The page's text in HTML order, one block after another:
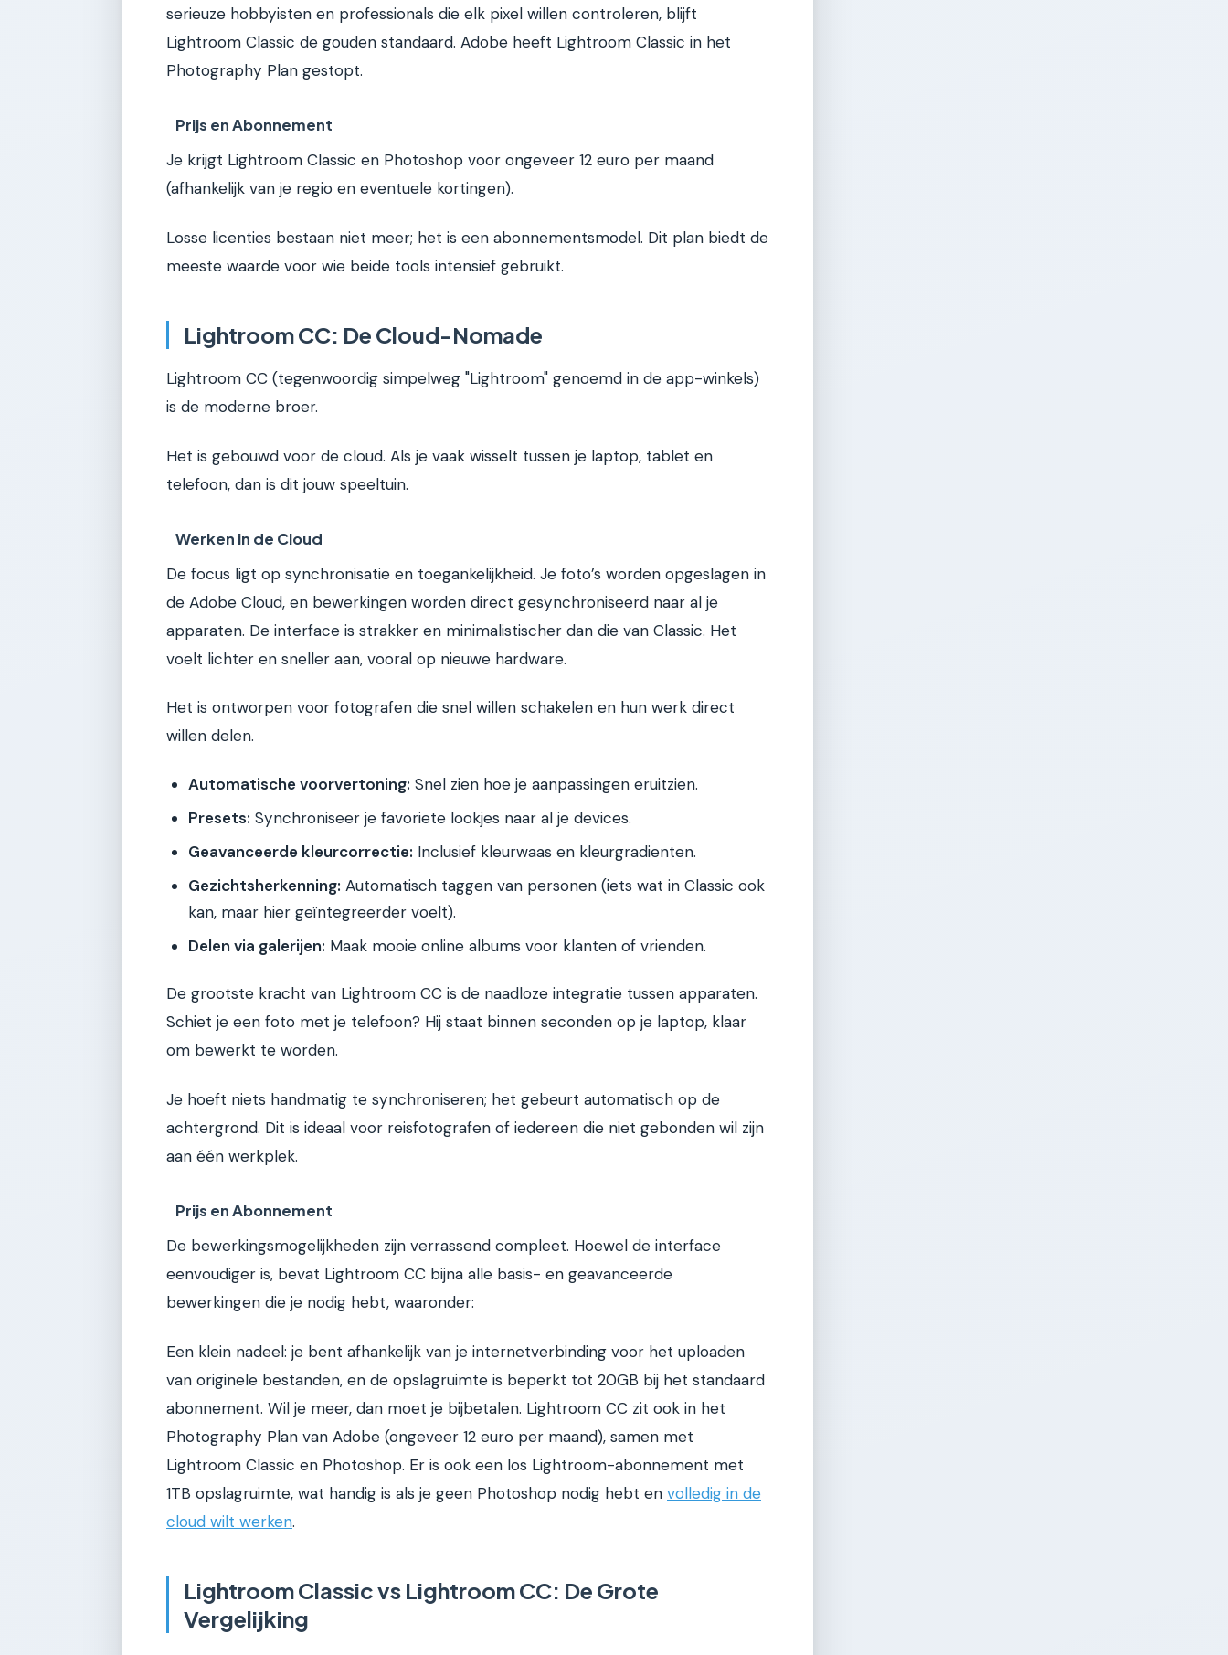
serieuze hobbyisten en professionals die elk pixel willen controleren, blijft
Lightroom Classic de gouden standaard. Adobe heeft Lightroom Classic in het
Photography Plan gestopt.
Prijs en Abonnement
Je krijgt Lightroom Classic en Photoshop voor ongeveer 12 euro per maand
(afhankelijk van je regio en eventuele kortingen).
Losse licenties bestaan niet meer; het is een abonnementsmodel. Dit plan biedt de
meeste waarde voor wie beide tools intensief gebruikt.
Lightroom CC: De Cloud-Nomade
Lightroom CC (tegenwoordig simpelweg "Lightroom" genoemd in de app-winkels)
is de moderne broer.
Het is gebouwd voor de cloud. Als je vaak wisselt tussen je laptop, tablet en
telefoon, dan is dit jouw speeltuin.
Werken in de Cloud
De focus ligt op synchronisatie en toegankelijkheid. Je foto’s worden opgeslagen in
de Adobe Cloud, en bewerkingen worden direct gesynchroniseerd naar al je
apparaten. De interface is strakker en minimalistischer dan die van Classic. Het
voelt lichter en sneller aan, vooral op nieuwe hardware.
Het is ontworpen voor fotografen die snel willen schakelen en hun werk direct
willen delen.
Automatische voorvertoning: Snel zien hoe je aanpassingen eruitzien.
Presets: Synchroniseer je favoriete lookjes naar al je devices.
Geavanceerde kleurcorrectie: Inclusief kleurwaas en kleurgradienten.
Gezichtsherkenning: Automatisch taggen van personen (iets wat in Classic ook
kan, maar hier geïntegreerder voelt).
Delen via galerijen: Maak mooie online albums voor klanten of vrienden.
De grootste kracht van Lightroom CC is de naadloze integratie tussen apparaten.
Schiet je een foto met je telefoon? Hij staat binnen seconden op je laptop, klaar
om bewerkt te worden.
Je hoeft niets handmatig te synchroniseren; het gebeurt automatisch op de
achtergrond. Dit is ideaal voor reisfotografen of iedereen die niet gebonden wil zijn
aan één werkplek.
Prijs en Abonnement
De bewerkingsmogelijkheden zijn verrassend compleet. Hoewel de interface
eenvoudiger is, bevat Lightroom CC bijna alle basis- en geavanceerde
bewerkingen die je nodig hebt, waaronder:
Een klein nadeel: je bent afhankelijk van je internetverbinding voor het uploaden
van originele bestanden, en de opslagruimte is beperkt tot 20GB bij het standaard
abonnement. Wil je meer, dan moet je bijbetalen. Lightroom CC zit ook in het
Photography Plan van Adobe (ongeveer 12 euro per maand), samen met
Lightroom Classic en Photoshop. Er is ook een los Lightroom-abonnement met
1TB opslagruimte, wat handig is als je geen Photoshop nodig hebt en volledig in de
cloud wilt werken.
Lightroom Classic vs Lightroom CC: De Grote
Vergelijking